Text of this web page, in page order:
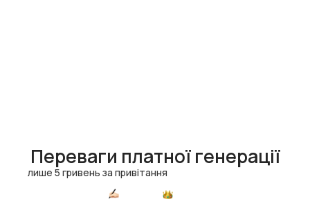
Переваги платної генерації
лише 5 гривень за привітання